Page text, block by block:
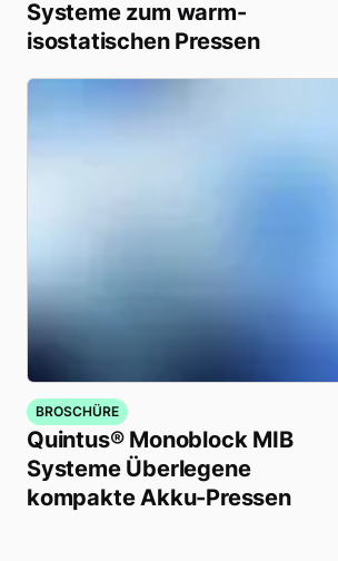
Systeme zum warm-
isostatischen Pressen
BROSCHÜRE
Quintus® Monoblock MIB
Systeme Überlegene
kompakte Akku-Pressen